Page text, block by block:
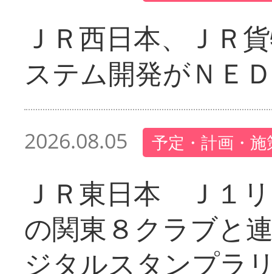
ＪＲ西日本、ＪＲ
ステム開発がＮＥ
2026.08.05 予定・計画・施
ＪＲ東日本 Ｊ１
の関東８クラブと
ジタルスタンプラ